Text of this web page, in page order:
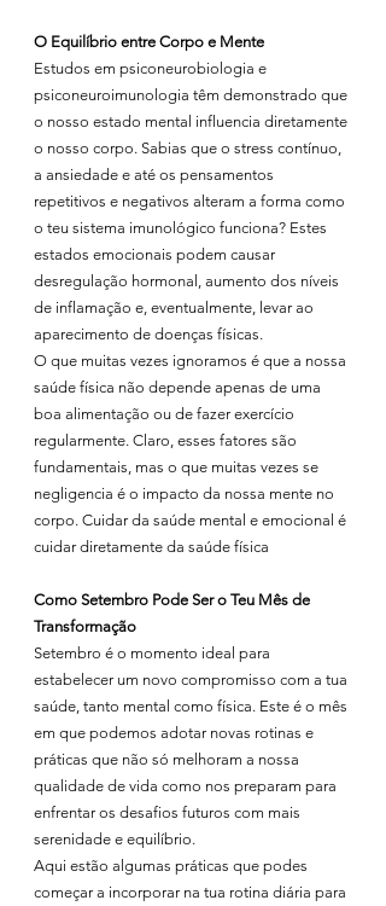
O Equilíbrio entre Corpo e Mente
Estudos em psiconeurobiologia e
psiconeuroimunologia têm demonstrado que
o nosso estado mental influencia diretamente
o nosso corpo. Sabias que o stress contínuo,
a ansiedade e até os pensamentos
repetitivos e negativos alteram a forma como
o teu sistema imunológico funciona? Estes
estados emocionais podem causar
desregulação hormonal, aumento dos níveis
de inflamação e, eventualmente, levar ao
aparecimento de doenças físicas.
O que muitas vezes ignoramos é que a nossa
saúde física não depende apenas de uma
boa alimentação ou de fazer exercício
regularmente. Claro, esses fatores são
fundamentais, mas o que muitas vezes se
negligencia é o impacto da nossa mente no
corpo. Cuidar da saúde mental e emocional é
cuidar diretamente da saúde física
Como Setembro Pode Ser o Teu Mês de
Transformação
Setembro é o momento ideal para
estabelecer um novo compromisso com a tua
saúde, tanto mental como física. Este é o mês
em que podemos adotar novas rotinas e
práticas que não só melhoram a nossa
qualidade de vida como nos preparam para
enfrentar os desafios futuros com mais
serenidade e equilíbrio.
Aqui estão algumas práticas que podes
começar a incorporar na tua rotina diária para